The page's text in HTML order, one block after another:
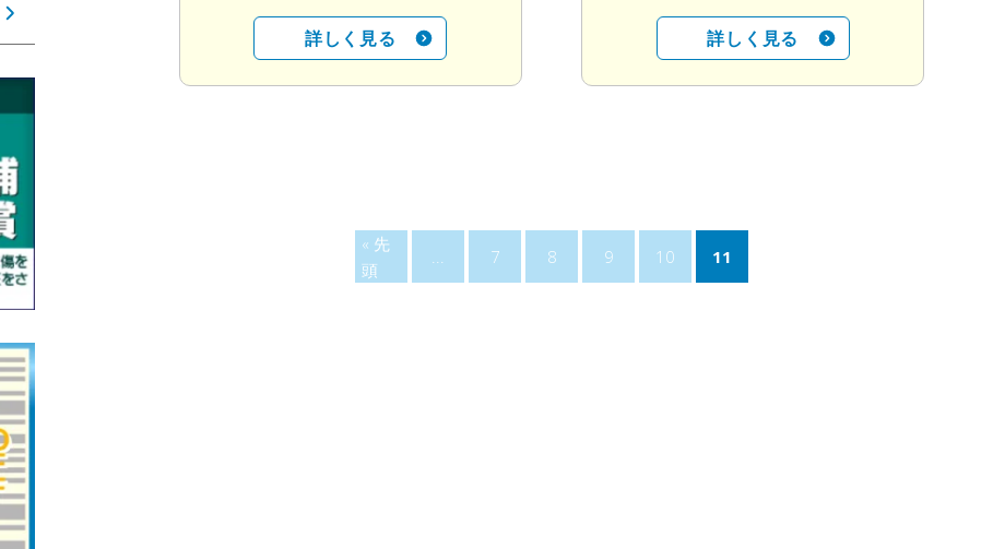
詳しく見る 詳しく見る
« 先
頭
... 7 8 9 10 11